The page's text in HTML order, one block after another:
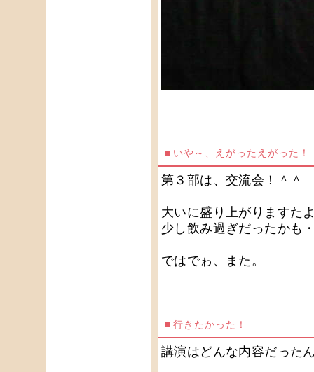
いや～、えがったえがった！
第３部は、交流会！＾＾
大いに盛り上がりますた
少し飲み過ぎだったかも
ではでゎ、また。
行きたかった！
講演はどんな内容だった